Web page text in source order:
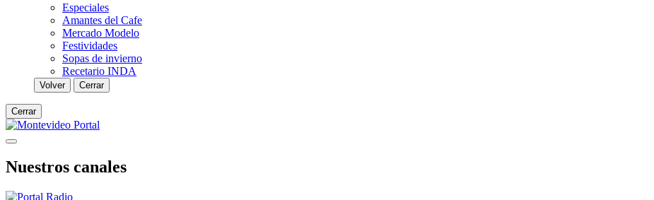
Especiales
Amantes del Cafe
Mercado Modelo
Festividades
Sopas de invierno
Recetario INDA
Volver Cerrar
Cerrar
Nuestros canales